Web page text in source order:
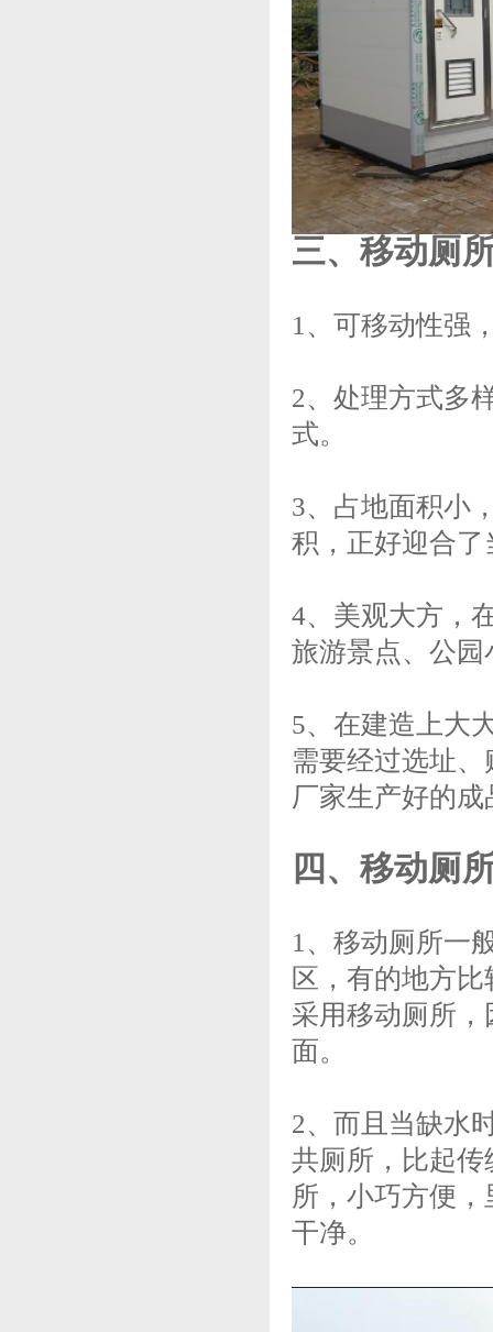
三、移动厕
1、可移动性强
2、处理方式多
式。
3、占地面积小
积，正好迎合
4、美观大方，
旅游景点、公
5、在建造上大
需要经过选址
厂家生产好的
四、移动厕
1、移动厕所一
区，有的地方
采用移动厕所
面。
2、而且当缺水
共厕所，比起
所，小巧方便
干净。